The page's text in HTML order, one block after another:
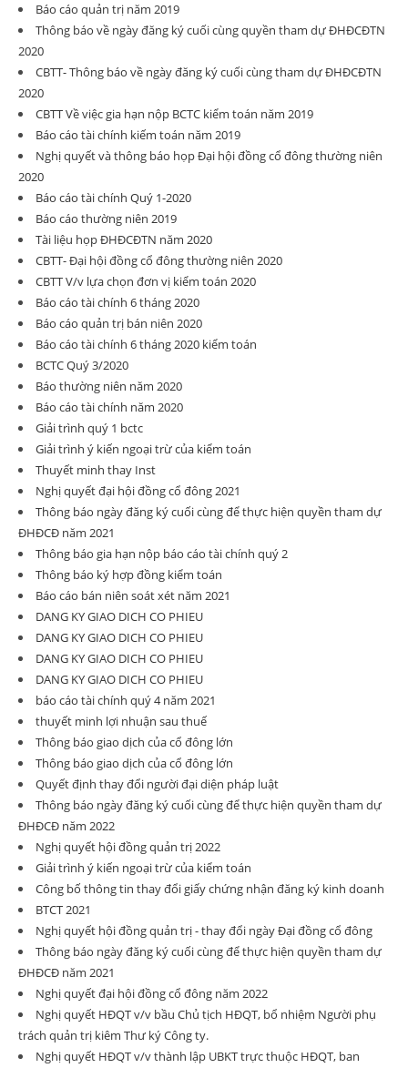
Báo cáo quản trị năm 2019
Thông báo về ngày đăng ký cuối cùng quyền tham dự ĐHĐCĐTN
2020
CBTT- Thông báo về ngày đăng ký cuối cùng tham dự ĐHĐCĐTN
2020
CBTT Về việc gia hạn nộp BCTC kiểm toán năm 2019
Báo cáo tài chính kiếm toán năm 2019
Nghị quyết và thông báo họp Đại hội đồng cổ đông thường niên
2020
Báo cáo tài chính Quý 1-2020
Báo cáo thường niên 2019
Tài liệu họp ĐHĐCĐTN năm 2020
CBTT- Đại hội đồng cổ đông thường niên 2020
CBTT V/v lựa chọn đơn vị kiểm toán 2020
Báo cáo tài chính 6 tháng 2020
Báo cáo quản trị bán niên 2020
Báo cáo tài chính 6 tháng 2020 kiểm toán
BCTC Quý 3/2020
Báo thường niên năm 2020
Báo cáo tài chính năm 2020
Giải trình quý 1 bctc
Giải trình ý kiến ngoại trừ của kiểm toán
Thuyết minh thay Inst
Nghị quyết đại hội đồng cổ đông 2021
Thông báo ngày đăng ký cuối cùng để thực hiện quyền tham dự
ĐHĐCĐ năm 2021
Thông báo gia hạn nộp báo cáo tài chính quý 2
Thông báo ký hợp đồng kiểm toán
Báo cáo bán niên soát xét năm 2021
DANG KY GIAO DICH CO PHIEU
DANG KY GIAO DICH CO PHIEU
DANG KY GIAO DICH CO PHIEU
DANG KY GIAO DICH CO PHIEU
báo cáo tài chính quý 4 năm 2021
thuyết minh lợi nhuận sau thuế
Thông báo giao dịch của cổ đông lớn
Thông báo giao dịch của cổ đông lớn
Quyết định thay đổi người đại diện pháp luật
Thông báo ngày đăng ký cuối cùng để thực hiện quyền tham dự
ĐHĐCĐ năm 2022
Nghị quyết hội đồng quản trị 2022
Giải trình ý kiến ngoại trừ của kiểm toán
Công bố thông tin thay đổi giấy chứng nhận đăng ký kinh doanh
BTCT 2021
Nghị quyết hội đồng quản trị - thay đổi ngày Đại đồng cổ đông
Thông báo ngày đăng ký cuối cùng để thực hiện quyền tham dự
ĐHĐCĐ năm 2021
Nghị quyết đại hội đồng cổ đông năm 2022
Nghị quyết HĐQT v/v bầu Chủ tịch HĐQT, bổ nhiệm Người phụ
trách quản trị kiêm Thư ký Công ty.
Nghị quyết HĐQT v/v thành lập UBKT trực thuộc HĐQT, ban